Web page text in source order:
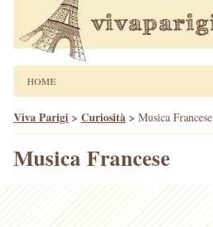
HOME
Viva Parigi > Curiosità > Musica Francese
Musica Francese